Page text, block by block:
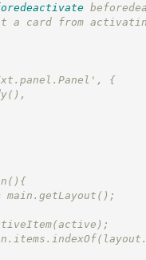
a card from
{
main.getLayout();